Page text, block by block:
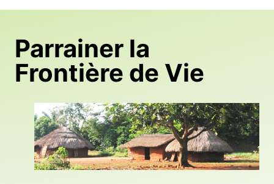
Parrainer la
Frontière de Vie